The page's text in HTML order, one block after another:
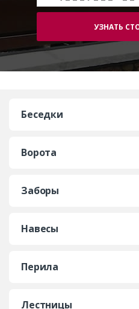
Беседки
Ворота
Заборы
Навесы
Перила
Лестницы